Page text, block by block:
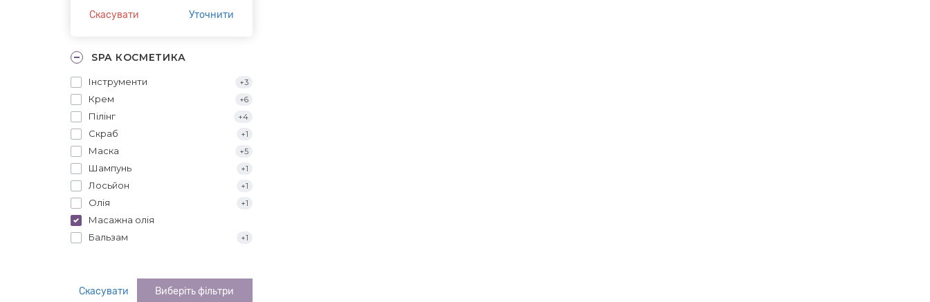
Скасувати Уточнити
SPA КОСМЕТИКА
Інструменти +3
Крем +6
Пілінг +4
Скраб +1
Маска +5
Шампунь +1
Лосьйон +1
Олія +1
Масажна олія
Бальзам
+1
Скасувати Виберіть фільтри